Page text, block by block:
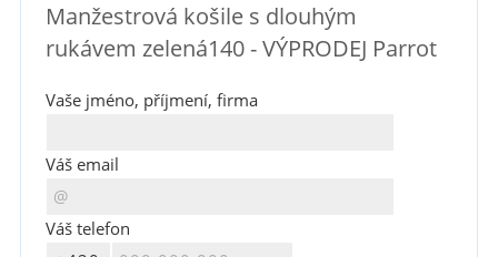
Manžestrová košile s dlouhým
rukávem zelená140 - VÝPRODEJ Parrot
Vaše jméno, příjmení, firma
Váš email
Váš telefon